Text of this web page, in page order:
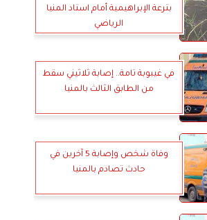
بترعة الإبراهيمية أمام استاد المنيا
الرياضي
في غيبوبة تامة.. إصابة ثلاثيني سقط
من الطابق الثالث بالمنيا
وفاة شخص وإصابة 5 آخرين في
حادث تصادم بالمنيا